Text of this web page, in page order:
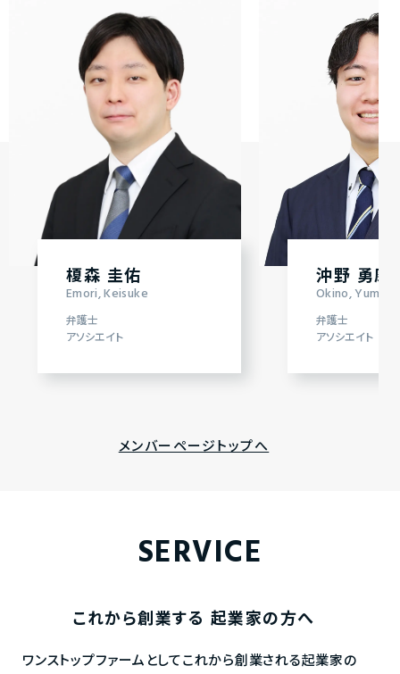
榎森 圭佑
Emori, Keisuke
弁護士
アソシエイト
沖野 勇磨
Okino, Yuma
弁護士
アソシエイト
メンバーページトップへ
SERVICE
これから創業する 起業家の方へ
ワンストップファームとしてこれから創業される起業家の